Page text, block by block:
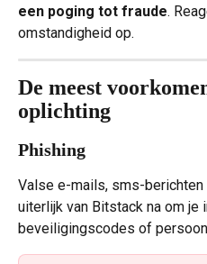
een poging tot fraude.
omstandigheid op.
De meest
oplichting
Phishing
Valse e-mails, sms-
uiterlijk van Bitstack na om je
beveiligingscodes of